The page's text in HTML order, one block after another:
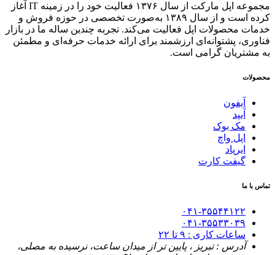
مجموعه اپل مارکت از سال ۱۳۷۶ فعالیت خود را در زمینه IT آغاز
کرده است و از سال ۱۳۸۹ به‌صورت تخصصی در حوزه فروش و
خدمات محصولات اپل فعالیت می‌کند. تجربه چندین ساله ما در بازار
فناوری، پشتوانه‌ای ارزشمند برای ارائه خدمات حرفه‌ای و مطمئن
به مشتریان گرامی است.
محصولات
آیفون
آیپد
مک بوک
اپل واچ
ایرپاد
گیفت کارت
تماس با ما
۰۴۱-۳۵۵۴۴۱۲۲
۰۴۱-۳۵۵۳۳۰۳۹
ساعات کاری : ۹ تا ۲۲
آدرس : تبریز ، پایین تر از میدان ساعت، نرسیده به مصلی،